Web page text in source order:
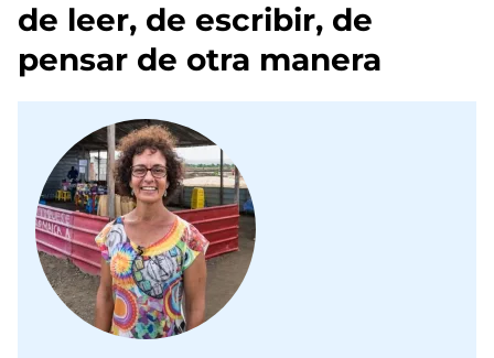
de leer, de escribir, de
pensar de otra manera